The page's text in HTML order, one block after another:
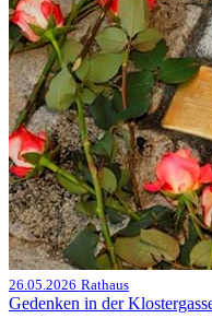
26.05.2026 Rathaus
Gedenken in der